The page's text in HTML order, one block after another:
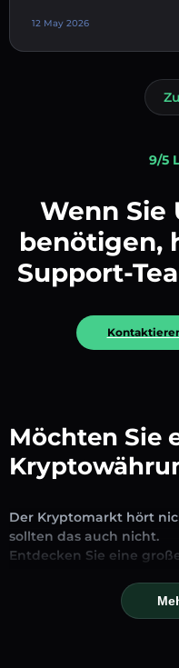
12 May 2026
9/5
Wenn Sie
benötigen,
Support-
Möchten Sie
Der Kryptomarkt hört
sollten das auch nicht.
Entdecken Sie eine
Austausch und Handel
Stablecoins,